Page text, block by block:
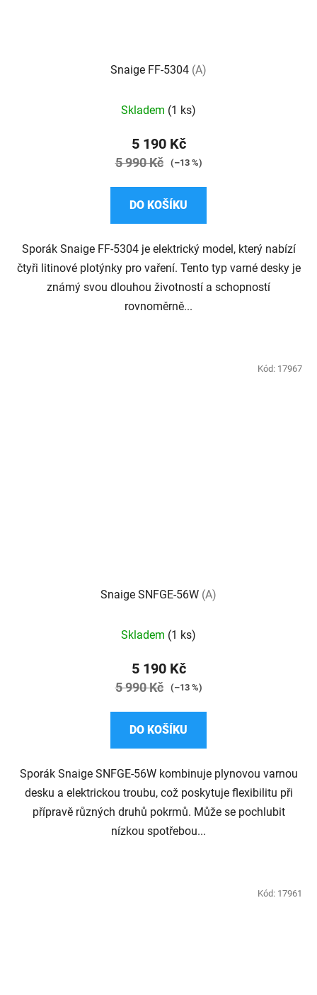
Snaige FF-5304 (A)
Skladem (1 ks)
5 190 Kč
5 990 Kč (–13 %)
DO KOŠÍKU
Sporák Snaige FF-5304 je elektrický model, který nabízí
čtyři litinové plotýnky pro vaření. Tento typ varné desky je
známý svou dlouhou životností a schopností
rovnoměrně...
Snaige SNFGE-56W (A)
hodnocení
produktu
je
5
Skladem (1 ks)
5 190 Kč
5 990 Kč (–13 %)
DO KOŠÍKU
Sporák Snaige SNFGE-56W kombinuje plynovou varnou
desku a elektrickou troubu, což poskytuje flexibilitu při
přípravě různých druhů pokrmů. Může se pochlubit
nízkou spotřebou...
Kód: 17967
Kód: 17961